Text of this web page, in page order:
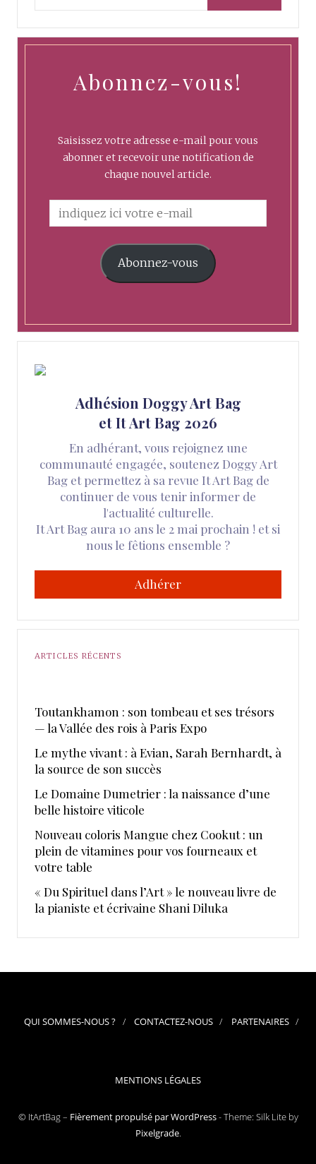
Abonnez-vous!
Saisissez votre adresse e-mail pour vous
abonner et recevoir une notification de
chaque nouvel article.
Abonnez-vous
Adhésion Doggy Art Bag
et It Art Bag 2026
En adhérant, vous rejoignez une
communauté engagée, soutenez Doggy Art
Bag et permettez à sa revue It Art Bag de
continuer de vous tenir informer de
l'actualité culturelle.
It Art Bag aura 10 ans le 2 mai prochain ! et si
nous le fêtions ensemble ?
Adhérer
ARTICLES RÉCENTS
Toutankhamon : son tombeau et ses trésors
— la Vallée des rois à Paris Expo
Le mythe vivant : à Evian, Sarah Bernhardt, à
la source de son succès
Le Domaine Dumetrier : la naissance d’une
belle histoire viticole
Nouveau coloris Mangue chez Cookut : un
plein de vitamines pour vos fourneaux et
votre table
« Du Spirituel dans l’Art » le nouveau livre de
la pianiste et écrivaine Shani Diluka
QUI SOMMES-NOUS ? CONTACTEZ-NOUS PARTENAIRES
MENTIONS LÉGALES
© ItArtBag – Fièrement propulsé par WordPress-Theme: Silk Lite by
Pixelgrade.